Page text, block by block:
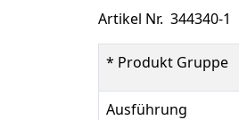
Artikel Nr. 344340-1
* Produkt Gruppe
Ausführung